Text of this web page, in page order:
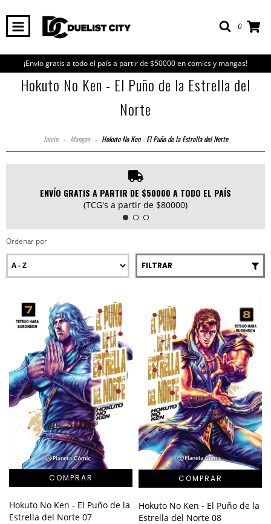
0
¡Envío gratis a todo el país a partir de $50000 en comics y mangas!
Hokuto No Ken - El Puño de la Estrella del
Norte
Inicio - Mangas - Hokuto No Ken - El Puño de la Estrella del Norte
ENVÍO GRATIS A PARTIR DE $50000 A TODO EL PAÍS
(TCG's a partir de $80000)
Ordenar por
FILTRAR
Hokuto No Ken - El Puño de la
Estrella del Norte 07
Hokuto No Ken - El Puño de la
Estrella del Norte 08